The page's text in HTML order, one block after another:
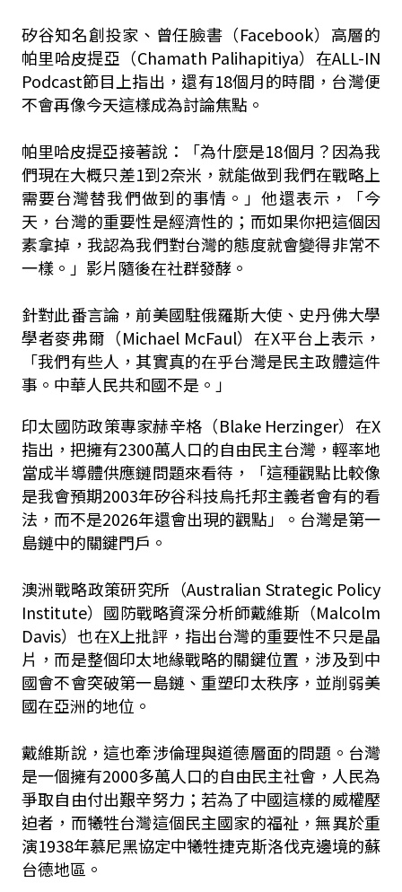
矽谷知名創投家、曾任臉書（Facebook）高層的
帕里哈皮提亞（Chamath Palihapitiya）在ALL-IN
Podcast節目上指出，還有18個月的時間，台灣便
不會再像今天這樣成為討論焦點。
帕里哈皮提亞接著說：「為什麼是18個月？因為我
們現在大概只差1到2奈米，就能做到我們在戰略上
需要台灣替我們做到的事情。」他還表示，「今
天，台灣的重要性是經濟性的；而如果你把這個因
素拿掉，我認為我們對台灣的態度就會變得非常不
一樣。」影片隨後在社群發酵。
針對此番言論，前美國駐俄羅斯大使、史丹佛大學
學者麥弗爾（Michael McFaul）在X平台上表示，
「我們有些人，其實真的在乎台灣是民主政體這件
事。中華人民共和國不是。」
印太國防政策專家赫辛格（Blake Herzinger）在X
指出，把擁有2300萬人口的自由民主台灣，輕率地
當成半導體供應鏈問題來看待，「這種觀點比較像
是我會預期2003年矽谷科技烏托邦主義者會有的看
法，而不是2026年還會出現的觀點」。台灣是第一
島鏈中的關鍵門戶。
澳洲戰略政策研究所（Australian Strategic Policy
Institute）國防戰略資深分析師戴維斯（Malcolm
Davis）也在X上批評，指出台灣的重要性不只是晶
片，而是整個印太地緣戰略的關鍵位置，涉及到中
國會不會突破第一島鏈、重塑印太秩序，並削弱美
國在亞洲的地位。
戴維斯說，這也牽涉倫理與道德層面的問題。台灣
是一個擁有2000多萬人口的自由民主社會，人民為
爭取自由付出艱辛努力；若為了中國這樣的威權壓
迫者，而犧牲台灣這個民主國家的福祉，無異於重
演1938年慕尼黑協定中犧牲捷克斯洛伐克邊境的蘇
台德地區。